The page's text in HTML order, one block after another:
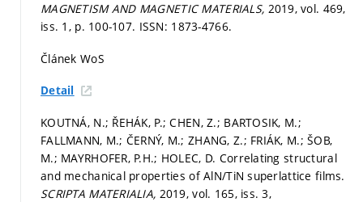
MAGNETISM AND MAGNETIC MATERIALS, 2019, vol. 469,
iss. 1, p. 100-107. ISSN: 1873-4766.
Článek WoS
Detail
KOUTNÁ, N.; ŘEHÁK, P.; CHEN, Z.; BARTOSIK, M.;
FALLMANN, M.; ČERNÝ, M.; ZHANG, Z.; FRIÁK, M.; ŠOB,
M.; MAYRHOFER, P.H.; HOLEC, D. Correlating structural
and mechanical properties of AlN/TiN superlattice films.
SCRIPTA MATERIALIA, 2019, vol. 165, iss. 3,